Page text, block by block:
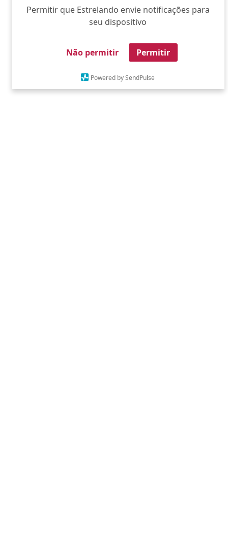
Permitir que Estrelando envie notificações para
seu dispositivo
Não permitir Permitir
Powered by SendPulse